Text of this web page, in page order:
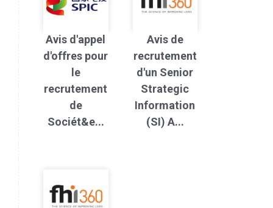
Avis d'appel
d'offres pour
le
recrutement
de
Sociét&e...
Avis de
recrutement
d'un Senior
Strategic
Information
(SI) A...